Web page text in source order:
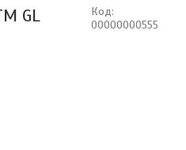
GL
Код:
00000000555